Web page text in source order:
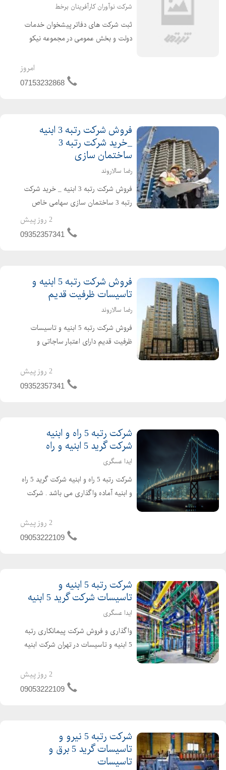
شرکت نوآوران کارآفرینان برخط
ثبت شرکت های دفاتر پیشخوان خدمات
دولت و بخش عمومی در مجموعه نیکو
و موفق و با دارا بودن وکلای پایه یک،
کارشناسان باتجربه، مشاورین فعال و
امروز
07153232868
فروش شرکت رتبه 3 ابنیه
_خرید شرکت رتبه 3
ساختمان سازی
رضا سالاروند
فروش شرکت رتبه 3 ابنیه _ خرید شرکت
رتبه 3 ساختمان سازی سهامی خاص
دارای اعتبار ساجاتی و ساجاری فاقد
بدهی مالیاتی و بیمه ارزش افزوده مفاصا
2 روز پیش
09352357341
فروش شرکت رتبه 5 ابنیه و
تاسیسات ظرفیت قدیم
رضا سالاروند
فروش شرکت رتبه 5 ابنیه و تاسیسات
ظرفیت قدیم دارای اعتبار ساجاتی و
واقعی نقل و انتقال سریع خوش قیمت
2 روز پیش
09352357341
شرکت رتبه 5 راه و ابنیه
شرکت گرید 5 ابنیه و راه
ایدا عسگری
شرکت رتبه 5 راه و ابنیه شرکت گرید 5 راه
و ابنیه آماده واگذاری می باشد . شرکت
پیمانکاری و 2 سال تعهد مهندسین می
باشد . تازه تاسیس و بدون کارکرد و بدون
2 روز پیش
09053222109
شرکت رتبه 5 ابنیه و
تاسیسات شرکت گرید 5 ابنیه
ایدا عسگری
واگذاری و فروش شرکت پیمانکاری رتبه
5 ابنیه و تاسیسات در تهران شرکت ابنیه
پیمانکاری و 2 سال تعهد مهندس تازه
تاسیس و بدون کارکرد و بدون بدهی
2 روز پیش
09053222109
شرکت رتبه 5 نیرو و
تاسیسات گرید 5 برق و
تاسیسات